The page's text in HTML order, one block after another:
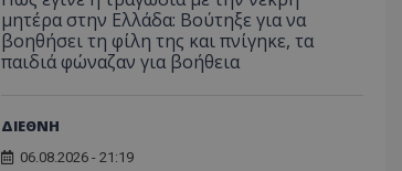
μητέρα στην Ελλάδα: Βούτηξε για να
βοηθήσει τη φίλη της και πνίγηκε, τα
παιδιά φώναζαν για βοήθεια
ΔΙΕΘΝΗ
06.08.2026 - 21:19